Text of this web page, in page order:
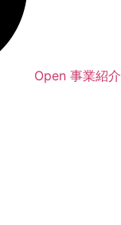
Open 事業紹介